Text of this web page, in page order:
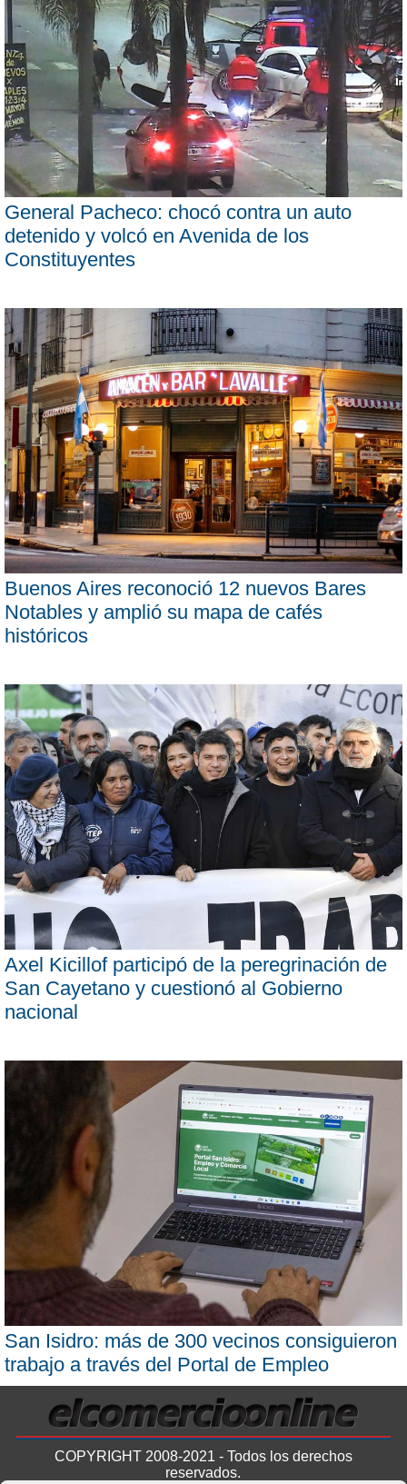
General Pacheco: chocó contra un auto
detenido y volcó en Avenida de los
Constituyentes
Buenos Aires reconoció 12 nuevos Bares
Notables y amplió su mapa de cafés
históricos
Axel Kicillof participó de la peregrinación de
San Cayetano y cuestionó al Gobierno
nacional
San Isidro: más de 300 vecinos consiguieron
trabajo a través del Portal de Empleo
COPYRIGHT 2008-2021 - Todos los derechos
reservados.